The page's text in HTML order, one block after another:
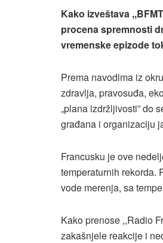
Kako izveštava
procena spremnosti
vremenske epizode
Prema navodima iz
zdravlja, pravosuđa,
„plana izdržljivosti” do
građana i organizaciju
Francusku je ove
temperaturnih rekorda.
vode merenja, sa
Kako prenose ,,Radio
zakašnjele reakcije i